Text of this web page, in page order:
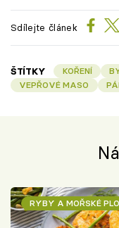
Sdílejte článek
ŠTÍTKY KOŘENÍ
VEPŘOVÉ MASO
RYBY A MOŘSKÉ